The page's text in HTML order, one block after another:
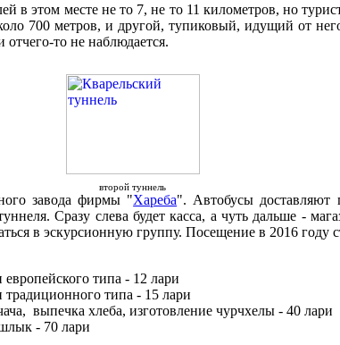
в этом месте не то 7, не то 11 километров, но
700 метров, и другой, тупиковый, идущий от
то не наблюдается.
второй туннель
завода фирмы "Хареба". Автобусы доставляют
Сразу слева будет касса, а чуть дальше -
в эскурсионную группу. Посещение в 2016 году
типа - 12 лари
традиционного типа - 15 лари
выпечка хлеба, изготовление чурчхелы - 40 лари
- 70 лари